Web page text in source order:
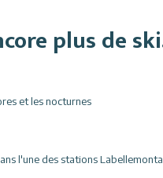
plus de
et les nocturnes
l'une des stations